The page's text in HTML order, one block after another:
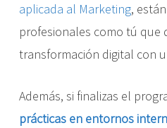
aplicada al Marketing,
profesionales como tú que
transformación digital con
Además, si finalizas el
prácticas en entornos